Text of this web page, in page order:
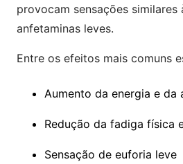
provocam sensações similares
anfetaminas leves.
Entre os efeitos mais comuns
Aumento da energia e da
Redução da fadiga física
Sensação de euforia leve